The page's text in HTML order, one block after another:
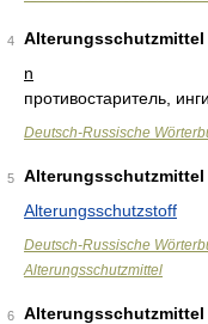
4
Alterungsschutzmittel
n
противостаритель,
Deutsch-Russische
5
Alterungsschutzmittel
Alterungsschutzstoff
Deutsch-Russische
Alterungsschutzmittel
6
Alterungsschutzmittel